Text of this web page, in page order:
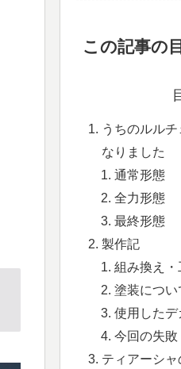
この記事の
うちのルル
なりました
通常形態
全力形態
最終形態
製作記
組み換え・
塗装につい
使用したデ
今回の失敗
ティアーシ